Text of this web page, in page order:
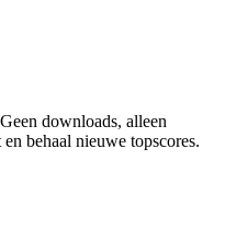
downloads, alleen
behaal nieuwe topscores.